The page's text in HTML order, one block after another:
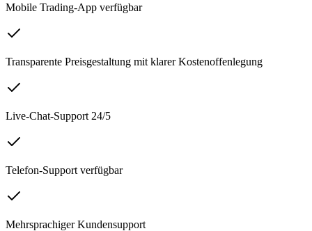
Mobile Trading-App verfügbar
Transparente Preisgestaltung mit klarer Kostenoffenlegung
Live-Chat-Support 24/5
Telefon-Support verfügbar
Mehrsprachiger Kundensupport